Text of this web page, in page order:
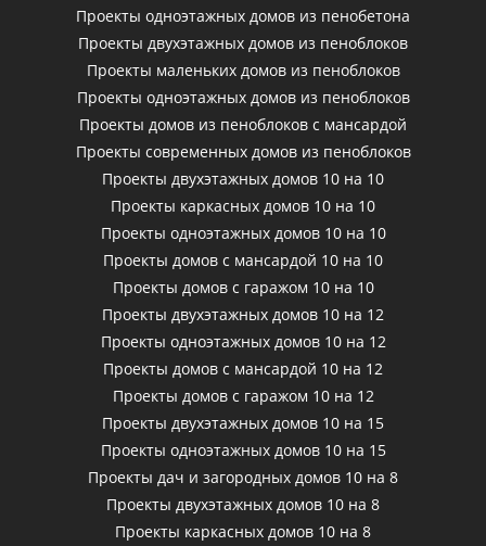
Проекты одноэтажных домов из пенобетона
Проекты двухэтажных домов из пеноблоков
Проекты маленьких домов из пеноблоков
Проекты одноэтажных домов из пеноблоков
Проекты домов из пеноблоков с мансардой
Проекты современных домов из пеноблоков
Проекты двухэтажных домов 10 на 10
Проекты каркасных домов 10 на 10
Проекты одноэтажных домов 10 на 10
Проекты домов с мансардой 10 на 10
Проекты домов с гаражом 10 на 10
Проекты двухэтажных домов 10 на 12
Проекты одноэтажных домов 10 на 12
Проекты домов с мансардой 10 на 12
Проекты домов с гаражом 10 на 12
Проекты двухэтажных домов 10 на 15
Проекты одноэтажных домов 10 на 15
Проекты дач и загородных домов 10 на 8
Проекты двухэтажных домов 10 на 8
Проекты каркасных домов 10 на 8